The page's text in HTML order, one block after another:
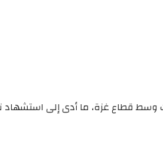
وسط قطاع غزة، ما أدى إلى استشهاد